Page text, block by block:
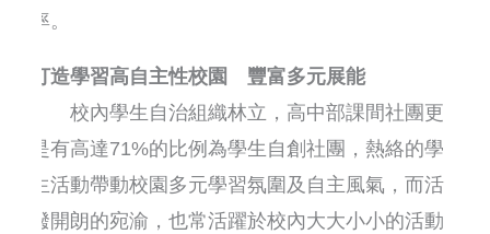
率。
打造學習高自主性校園 豐富多元展能
校內學生自治組織林立，高中部課間社團更
是有高達71%的比例為學生自創社團，熱絡的學
生活動帶動校園多元學習氛圍及自主風氣，而活
潑開朗的宛渝，也常活躍於校內大大小小的活動